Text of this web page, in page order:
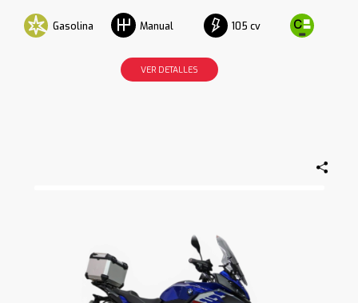
Gasolina Manual 105 cv
VER DETALLES